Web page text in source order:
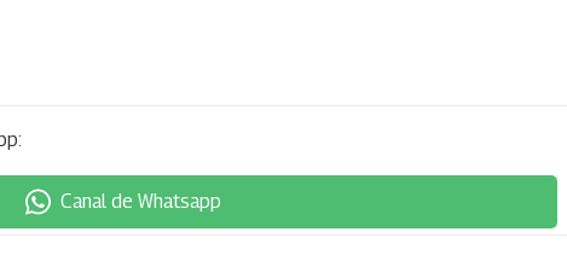
Canal de Whatsapp